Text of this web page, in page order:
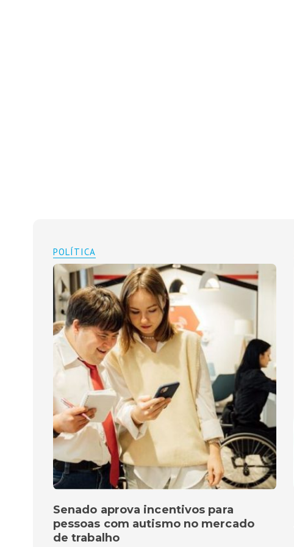
POLÍTICA
Senado aprova incentivos para
pessoas com autismo no mercado
de trabalho